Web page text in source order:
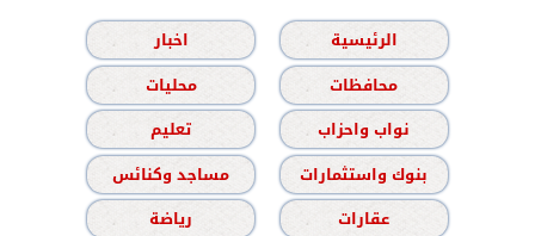
الرئيسية
اخبار
محافظات
محليات
نواب واحزاب
تعليم
بنوك واستثمارات
مساجد وكنائس
عقارات
رياضة